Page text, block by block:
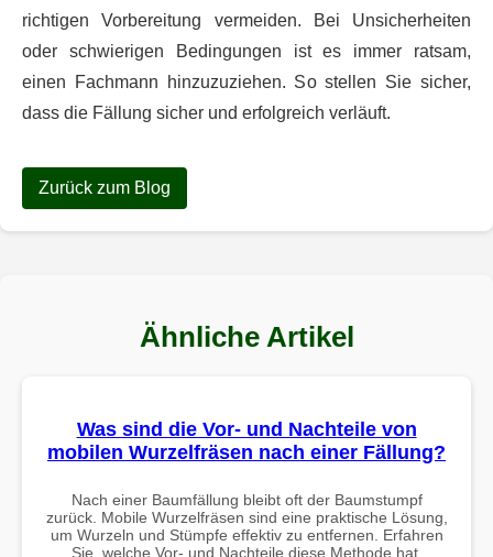
richtigen Vorbereitung vermeiden. Bei Unsicherheiten
oder schwierigen Bedingungen ist es immer ratsam,
einen Fachmann hinzuzuziehen. So stellen Sie sicher,
dass die Fällung sicher und erfolgreich verläuft.
Zurück zum Blog
Ähnliche Artikel
Was sind die Vor- und Nachteile von
mobilen Wurzelfräsen nach einer Fällung?
Nach einer Baumfällung bleibt oft der Baumstumpf
zurück. Mobile Wurzelfräsen sind eine praktische Lösung,
um Wurzeln und Stümpfe effektiv zu entfernen. Erfahren
Sie, welche Vor- und Nachteile diese Methode hat.